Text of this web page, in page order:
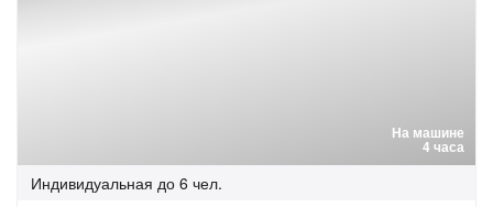
На машине
4 часа
Индивидуальная до 6 чел.